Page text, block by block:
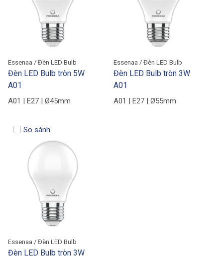
Essenaa / Đèn LED Bulb
Đèn LED Bulb tròn 5W
A01
A01 | E27 | Ø45mm
Essenaa / Đèn LED Bulb
Đèn LED Bulb tròn 3W
A01
A01 | E27 | Ø55mm
Essenaa / Đèn LED Bulb
Đèn LED Bulb tròn 3W
So sánh